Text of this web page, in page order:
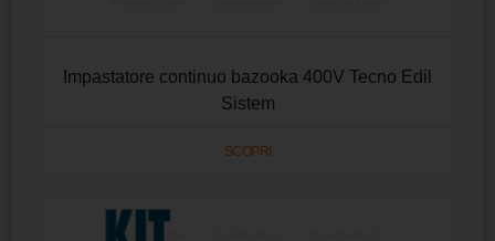
Impastatore continuo bazooka 400V Tecno Edil
Sistem
SCOPRI